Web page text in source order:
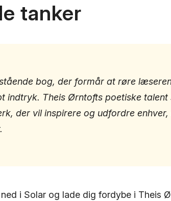
tanker
bog, der formår at røre
indtryk. Theis Ørntofts poetiske talent
der vil inspirere og udfordre
i Solar og lade dig fordybe i Theis